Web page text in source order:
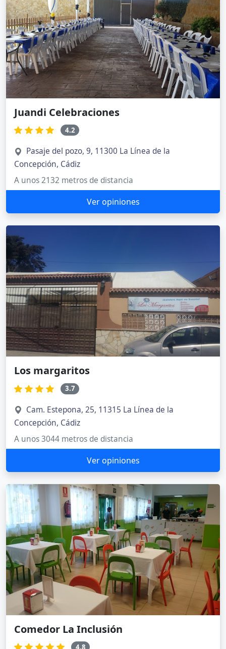
Juandi Celebraciones
4.2
Pasaje del pozo, 9, 11300 La Línea de la
Concepción, Cádiz
A unos 2132 metros de distancia
Ver opiniones
Los margaritos
3.7
Cam. Estepona, 25, 11315 La Línea de la
Concepción, Cádiz
A unos 3044 metros de distancia
Ver opiniones
Comedor La Inclusión
4.8